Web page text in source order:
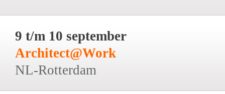
9 t/m 10 september
Architect@Work
NL-Rotterdam